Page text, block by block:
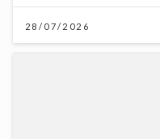
28/07/2026